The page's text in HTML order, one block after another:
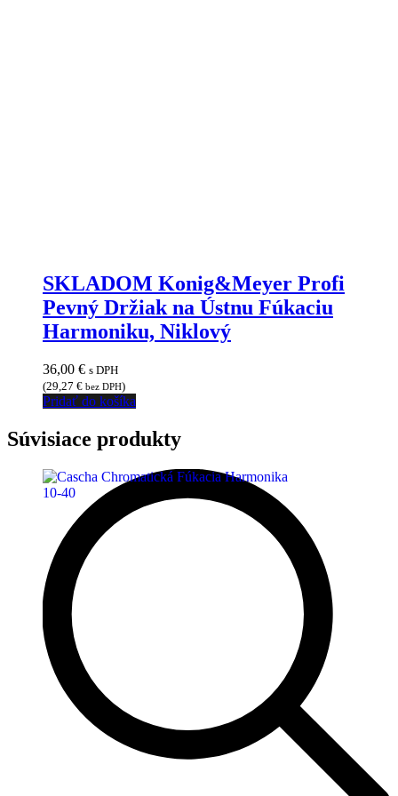
SKLADOM Konig&Meyer Profi
Pevný Držiak na Ústnu Fúkaciu
Harmoniku, Niklový
36,00 € s DPH
(29,27 € bez DPH)
Pridať do košíka
Súvisiace produkty